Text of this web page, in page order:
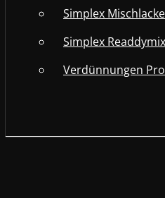
Simplex Mischlacke
Simplex
Verdünnungen